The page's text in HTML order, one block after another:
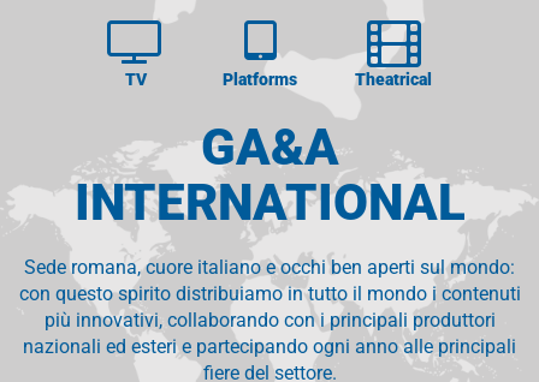
TV Platforms Theatrical
GA&A
INTERNATIONAL
Sede romana, cuore italiano e occhi ben aperti sul mondo:
con questo spirito distribuiamo in tutto il mondo i contenuti
più innovativi, collaborando con i principali produttori
nazionali ed esteri e partecipando ogni anno alle principali
fiere del settore.